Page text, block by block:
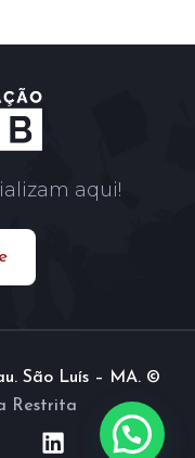
aqui!
São Luís – MA. ©
Restrita